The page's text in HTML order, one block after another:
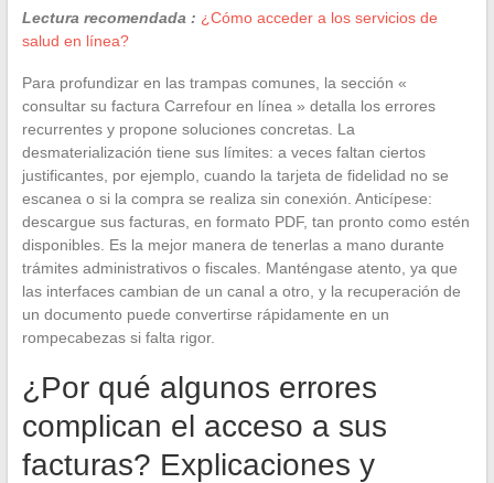
Lectura recomendada : ¿Cómo acceder a los servicios de
salud en línea?
Para profundizar en las trampas comunes, la sección «
consultar su factura Carrefour en línea » detalla los errores
recurrentes y propone soluciones concretas. La
desmaterialización tiene sus límites: a veces faltan ciertos
justificantes, por ejemplo, cuando la tarjeta de fidelidad no se
escanea o si la compra se realiza sin conexión. Anticípese:
descargue sus facturas, en formato PDF, tan pronto como estén
disponibles. Es la mejor manera de tenerlas a mano durante
trámites administrativos o fiscales. Manténgase atento, ya que
las interfaces cambian de un canal a otro, y la recuperación de
un documento puede convertirse rápidamente en un
rompecabezas si falta rigor.
¿Por qué algunos errores
complican el acceso a sus
facturas? Explicaciones y